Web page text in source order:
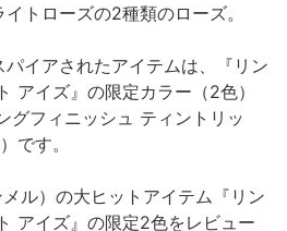
トローズの2種類のローズ。
イアされたアイテムは、『リン
アイズ』の限定カラー（2色）
グフィニッシュ ティントリッ
です。
ル）の大ヒットアイテム『リン
アイズ』の限定2色をレビュー